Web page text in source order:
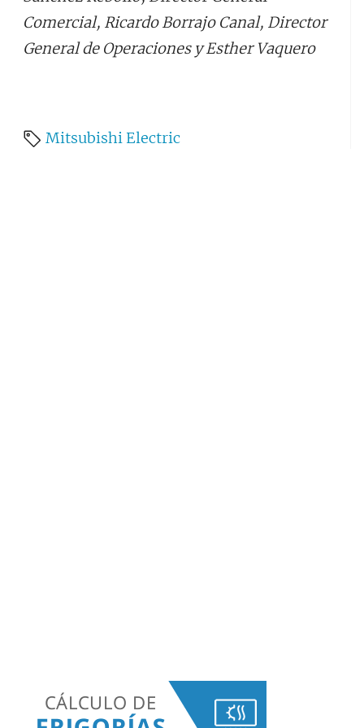
Comercial, Ricardo Borrajo Canal, Director
General de Operaciones y Esther Vaquero
Mitsubishi Electric